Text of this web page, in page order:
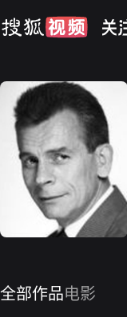
全部作品电影